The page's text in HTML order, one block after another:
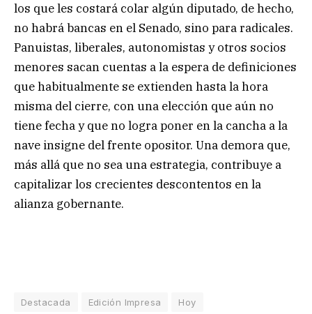
los que les costará colar algún diputado, de hecho,
no habrá bancas en el Senado, sino para radicales.
Panuistas, liberales, autonomistas y otros socios
menores sacan cuentas a la espera de definiciones
que habitualmente se extienden hasta la hora
misma del cierre, con una elección que aún no
tiene fecha y que no logra poner en la cancha a la
nave insigne del frente opositor. Una demora que,
más allá que no sea una estrategia, contribuye a
capitalizar los crecientes descontentos en la
alianza gobernante.
Destacada Edición Impresa Hoy